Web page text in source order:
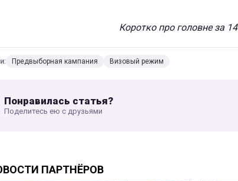
Коротко про головне за
Предвыборная кампания Визовый режим
Понравилась статья?
Поделитесь ею с друзьями